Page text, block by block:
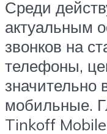
Среди
актуальным
звонков на
телефоны,
мобильные.
Tinkoff